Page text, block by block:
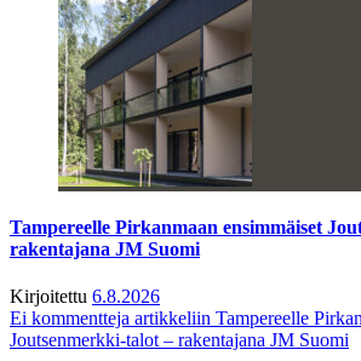
Tampereelle Pirkanmaan ensimmäiset
rakentajana JM Suomi
Kirjoitettu 6.8.2026
Ei kommentteja artikkeliin Tampereelle
Joutsenmerkki-talot – rakentajana JM Suomi